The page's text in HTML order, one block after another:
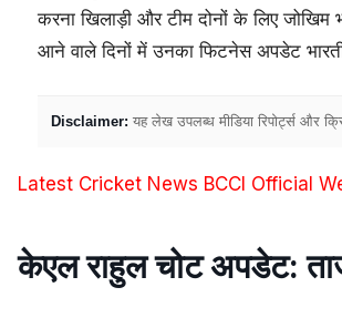
करना खिलाड़ी और टीम दोनों के लिए जोखिम
आने वाले दिनों में उनका फिटनेस अपडेट
Disclaimer: यह लेख उपलब्ध मीडिया रिपोर्ट्स और
Latest Cricket News BCCI Official
केएल राहुल चोट अपडेट: